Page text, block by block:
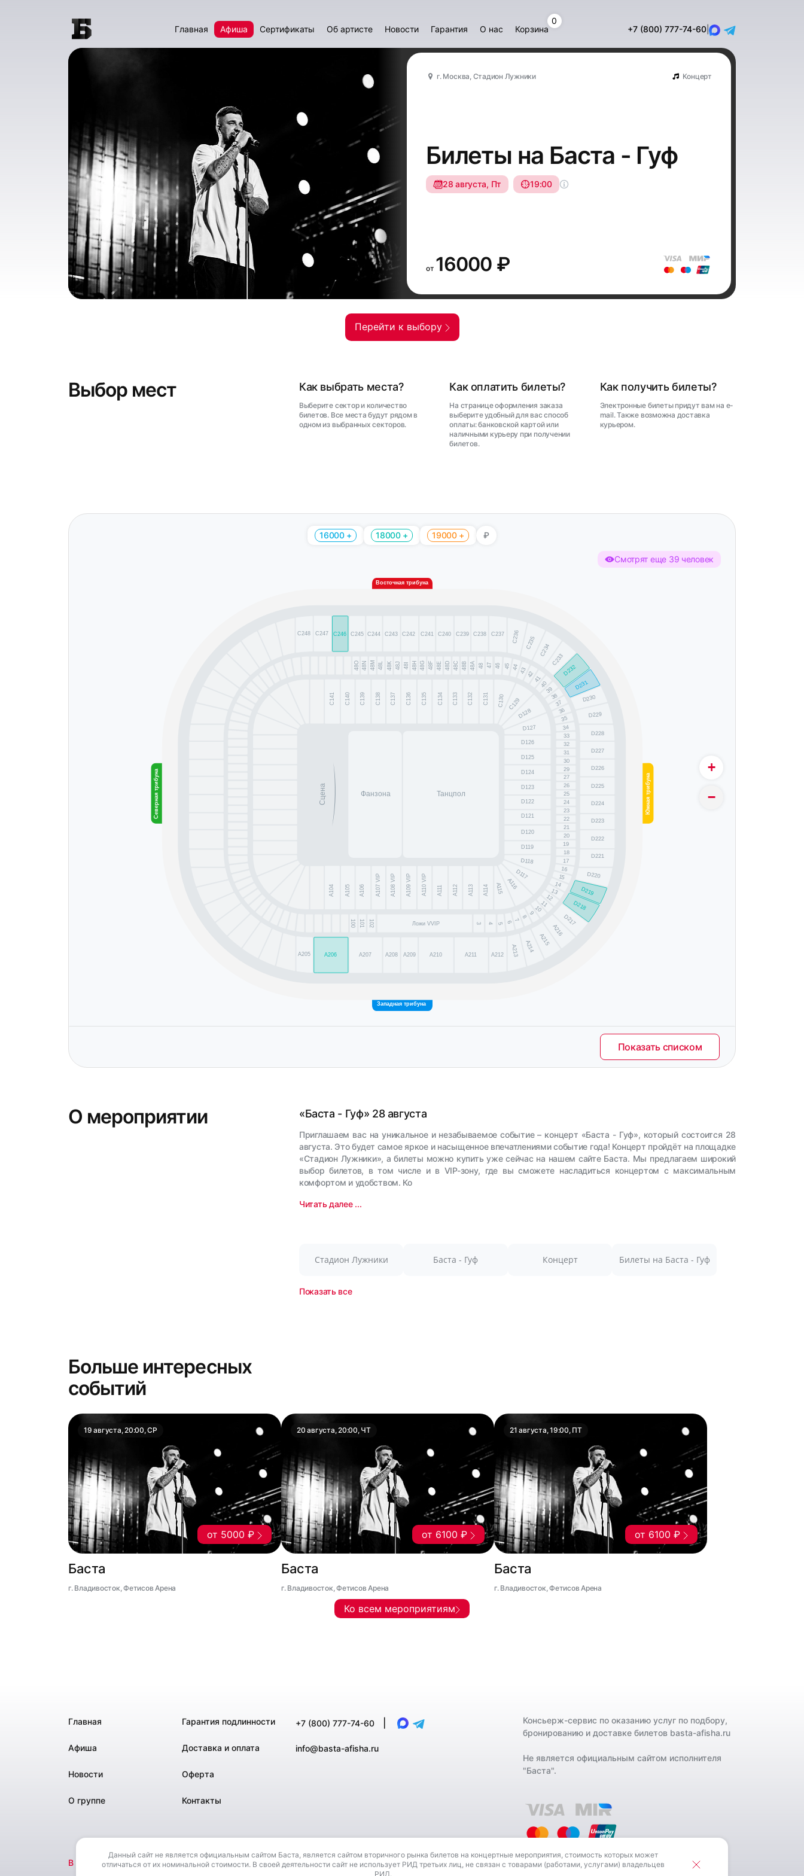
Главная Афиша Сертификаты Об артисте Новости Гарантия О нас Корзина
0
+7 (800) 777-74-60
г. Москва, Стадион Лужники Концерт
Билеты на Баста - Гуф
28 августа, Пт 19:00
от 16000 ₽
Перейти к выбору
Выбор мест Как выбрать места?
Выберите сектор и количество
билетов. Все места будут рядом в
одном из выбранных секторов.
Как оплатить билеты?
На странице оформления заказа
выберите удобный для вас способ
оплаты: банковской картой или
наличными курьеру при получении
билетов.
Как получить билеты?
Электронные билеты придут вам на e-
mail. Также возможна доставка
курьером.
16000 + 18000 + 19000 + ₽
Смотрят еще 39 человек
Западная трибуна
Южная трибуна
Северная трибуна
Восточная трибуна
102
101
100 Ложи VVIP 3 4 5 6 7
8
9
11
12
13
14
15
16
34
35
36
37
38
39
40
41
42
43
44
45
48O 48N 48M 48L 48K 48J 48I 48H 48G 48F 48E 48D 48C 48B 48A 48 47 46
18
17
19
20
21
22
23
24
25
26
27
29
30
31
32
33
10
Фанзона Танцпол
C141 C140 C139 C138 C137 C136 C135 C133 C132 C131
A116
D117
D128
D231
C129
C130
D127
D126
D124
D125
D123
D122
D121
D120
D119
D118
A115
A114
A113
A112
A111
A110 VIP
A109 VIP
A108 VIP
A107 VIP
A106
A105
A104
C134
A211 A212
A210
A209
A208
A207
A206
A205 A213 A214 A215
A216
D217
D218
D219
D230
D232
C233
C234
C235
C236
C237
C248 C247 C246 C245 C244 C243 C242 C241 C240 C239 C238
D229
D228
D227
D226
D225
D224
D223
D222
D221
D220
Сцена
+
−
Показать списком
О мероприятии «Баста - Гуф» 28 августа
Приглашаем вас на уникальное и незабываемое событие – концерт «Баста - Гуф», который состоится 28
августа. Это будет самое яркое и насыщенное впечатлениями событие года! Концерт пройдёт на площадке
«Стадион Лужники», а билеты можно купить уже сейчас на нашем сайте Баста. Мы предлагаем широкий
выбор билетов, в том числе и в VIP-зону, где вы сможете насладиться концертом с максимальным
комфортом и удобством. Ко
Читать далее ...
Стадион Лужники Баста - Гуф Концерт Билеты на Баста - Гуф
Показать все
Больше интересных
событий
19 августа, 20:00, СР
от 5000 ₽
Баста
г. Владивосток, Фетисов Арена
20 августа, 20:00, ЧТ
от 6100 ₽
Баста
г. Владивосток, Фетисов Арена
21 августа, 19:00, ПТ
от 6100 ₽
Баста
г. Владивосток, Фетисов Арена
Ко всем мероприятиям
Главная
Афиша
Новости
О группе
Гарантия подлинности
Доставка и оплата
Оферта
Контакты
+7 (800) 777-74-60
info@basta-afisha.ru
Консьерж-сервис по оказанию услуг по подбору,
бронированию и доставке билетов basta-afisha.ru
Не является официальным сайтом исполнителя
"Баста".
В своей деятельности сайт не использует РИД третьих лиц, не связан с товарами (работами, услугами) владельцев РИД.
Данный сайт не является официальным сайтом Баста, является сайтом вторичного рынка билетов на концертные мероприятия, стоимость которых может
отличаться от их номинальной стоимости. В своей деятельности сайт не использует РИД третьих лиц, не связан с товарами (работами, услугами) владельцев
РИД.